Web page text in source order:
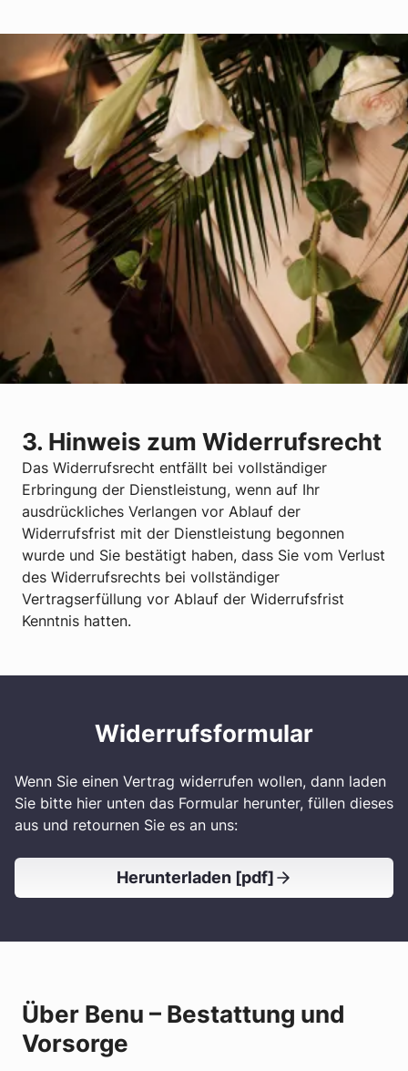
3. Hinweis zum Widerrufsrecht
Das Widerrufsrecht entfällt bei vollständiger
Erbringung der Dienstleistung, wenn auf Ihr
ausdrückliches Verlangen vor Ablauf der
Widerrufsfrist mit der Dienstleistung begonnen
wurde und Sie bestätigt haben, dass Sie vom Verlust
des Widerrufsrechts bei vollständiger
Vertragserfüllung vor Ablauf der Widerrufsfrist
Kenntnis hatten.
Widerrufsformular
Wenn Sie einen Vertrag widerrufen wollen, dann laden
Sie bitte hier unten das Formular herunter, füllen dieses
aus und retournen Sie es an uns:
Herunterladen [pdf]
Über Benu – Bestattung und
Vorsorge